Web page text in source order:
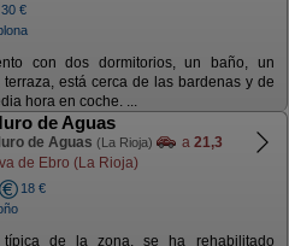
30 €
con dos dormitorios, un baño, un
está cerca de las bardenas y de
hora en coche. ...
de Aguas
de Aguas (La Rioja) a 21,3
de Ebro (La Rioja)
18 €
típica de la zona, se ha rehabilitado